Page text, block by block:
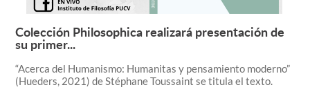
Leer más +
Colección Philosophica realizará presentación de
su primer...
“Acerca del Humanismo: Humanitas y pensamiento moderno”
(Hueders, 2021) de Stéphane Toussaint se titula el texto.